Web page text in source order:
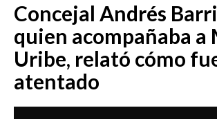
EMISIÓN 12:30 PM
EMISIÓN 7:00 PM
EMISIÓN 11:30 PM
Concejal Andrés
quien acompañaba a
Uribe, relató cómo
atentado